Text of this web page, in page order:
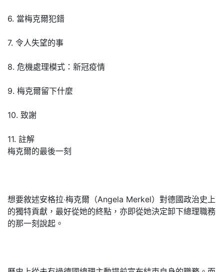
6. 當梅克爾犯錯
7. 令人失望的事
8. 危機處理模式：新冠疫情
9. 梅克爾留下什麼
10. 致謝
11. 註解
梅克爾的最後一刻
想要敘述安格拉‧梅克爾（Angela Merkel）對德國政治史上
的獨特貢獻，最好從她的終點，亦即從她決定卸下總理職務
的那一刻說起。